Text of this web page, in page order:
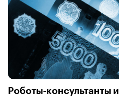
Роботы-консультанты и